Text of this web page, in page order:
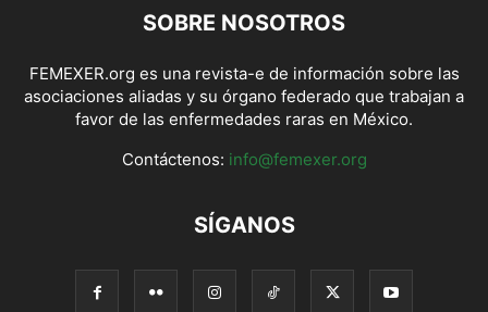
SOBRE NOSOTROS
FEMEXER.org es una revista-e de información sobre las
asociaciones aliadas y su órgano federado que trabajan a
favor de las enfermedades raras en México.
Contáctenos: info@femexer.org
SÍGANOS